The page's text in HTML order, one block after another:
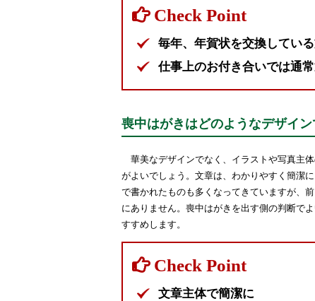
毎年、年賀状を交換してい
仕事上のお付き合いでは通
喪中はがきはどのようなデザイ
華美なデザインでなく、イラストや写真主
がよいでしょう。文章は、わかりやすく簡潔
で書かれたものも多くなってきていますが、
にありません。喪中はがきを出す側の判断で
すすめします。
文章主体で簡潔に